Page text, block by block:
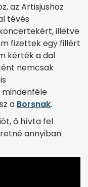
az Artisjushoz
tévés
illetve
fizettek egy fillért
kérték a dal
nemcsak
a Borsnak.
ő hívta fel
annyiban